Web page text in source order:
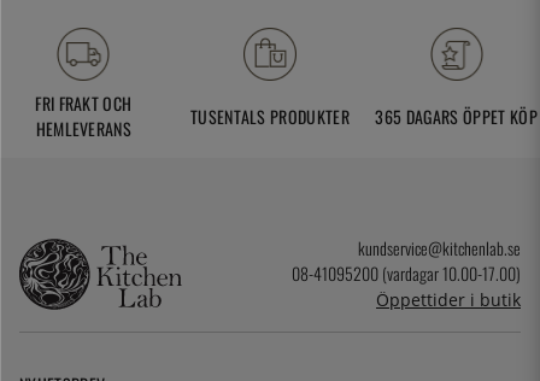
FRI FRAKT OCH
HEMLEVERANS
TUSENTALS PRODUKTER 365 DAGARS ÖPPET KÖP
kundservice@kitchenlab.se
08-41095200 (vardagar 10.00-17.00)
Öppettider i butik